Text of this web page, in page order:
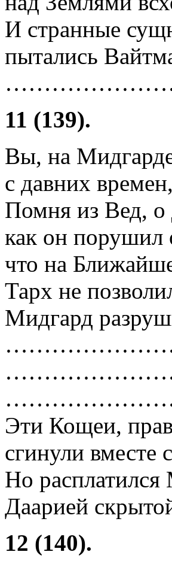
И странные
пытались
11 (139).
Вы, на
с давних
Помня из Вед, о
как он
что на
Тарх не
Мидгард
Эти Кощеи,
сгинули вместе
Но расплатился
Даарией
12 (140).